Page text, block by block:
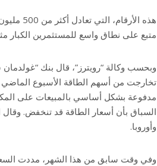
متبع على نطاق واسع للمستثمرين الكبار
وبحسب وكالة “رويترز”، قال بنك
تخارجت من أسهم الطاقة الأسبوع الماضي
مدفوعة بشكل أساسي بالمبيعات على
السباق بأن أسعار الطاقة قد تنخفض.
وأوروبا.